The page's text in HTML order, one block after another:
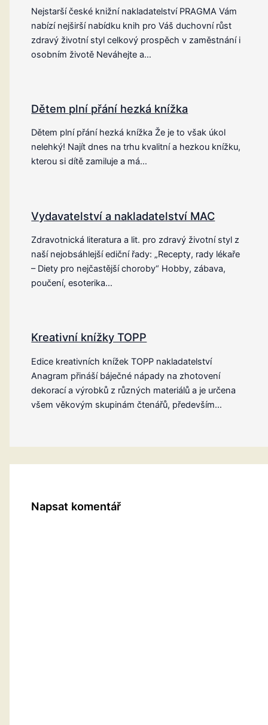
Nejstarší české knižní nakladatelství PRAGMA Vám
nabízí nejširší nabídku knih pro Váš duchovní růst
zdravý životní styl celkový prospěch v zaměstnání i
osobním životě Neváhejte a…
Dětem plní přání hezká knížka
Dětem plní přání hezká knížka Že je to však úkol
nelehký! Najít dnes na trhu kvalitní a hezkou knížku,
kterou si dítě zamiluje a má…
Vydavatelství a nakladatelství MAC
Zdravotnická literatura a lit. pro zdravý životní styl z
naší nejobsáhlejší ediční řady: „Recepty, rady lékaře
– Diety pro nejčastější choroby“ Hobby, zábava,
poučení, esoterika…
Kreativní knížky TOPP
Edice kreativních knížek TOPP nakladatelství
Anagram přináší báječné nápady na zhotovení
dekorací a výrobků z různých materiálů a je určena
všem věkovým skupinám čtenářů, především…
Napsat komentář